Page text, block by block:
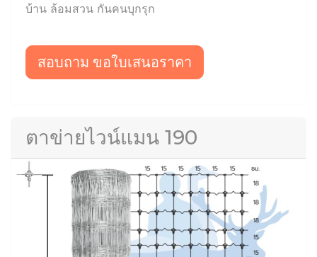
บ้าน ล้อมสวน กันคนบุกรุก
สอบถาม ขอใบเสนอราคา
ตาข่ายไวน์แมน 190